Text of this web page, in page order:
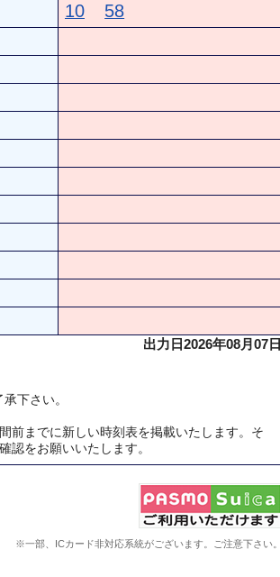
10 58
出力日2026年08月07日
下さい。
前までに新しい時刻表を掲載いたします。そ
認をお願いいたします。
※一部、ICカード非対応系統がございます。ご注意下さい。